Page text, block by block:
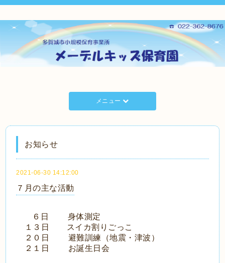
メニュー
お知らせ
2021-06-30 14:12:00
７月の主な活動
６日 身体測定
１３日 スイカ割りごっこ
２０日 避難訓練（地震・津波）
２１日 お誕生日会